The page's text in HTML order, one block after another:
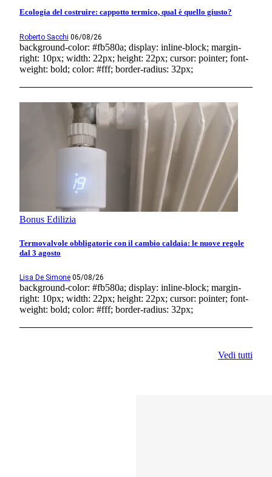
Ecologia del costruire: cappotto termico, qual è quello giusto?
Roberto Sacchi 06/08/26
background-color: #fb580a; display: inline-block; margin-
right: 10px; width: 22px; height: 22px; cursor: pointer; font-
weight: bold; color: #fff; border-radius: 32px;
Bonus Edilizia
Termovalvole obbligatorie con il cambio caldaia: le nuove regole
dal 3 agosto
Lisa De Simone 05/08/26
background-color: #fb580a; display: inline-block; margin-
right: 10px; width: 22px; height: 22px; cursor: pointer; font-
weight: bold; color: #fff; border-radius: 32px;
Vedi tutti